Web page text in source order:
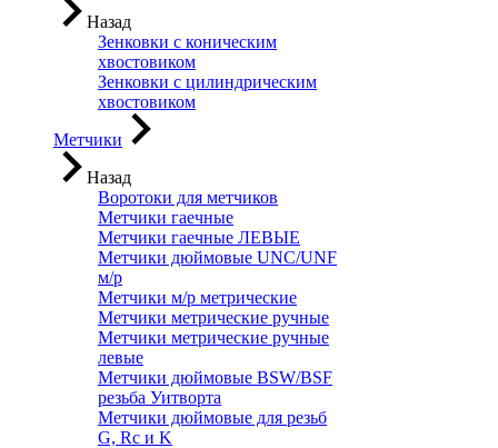
Назад
Зенковки с коническим
хвостовиком
Зенковки с цилиндрическим
хвостовиком
Метчики
Назад
Воротоки для метчиков
Метчики гаечные
Метчики гаечные ЛЕВЫЕ
Метчики дюймовые UNC/UNF
м/р
Метчики м/р метрические
Метчики метрические ручные
Метчики метрические ручные
левые
Метчики дюймовые BSW/BSF
резьба Уитворта
Метчики дюймовые для резьб
G, Rc и K